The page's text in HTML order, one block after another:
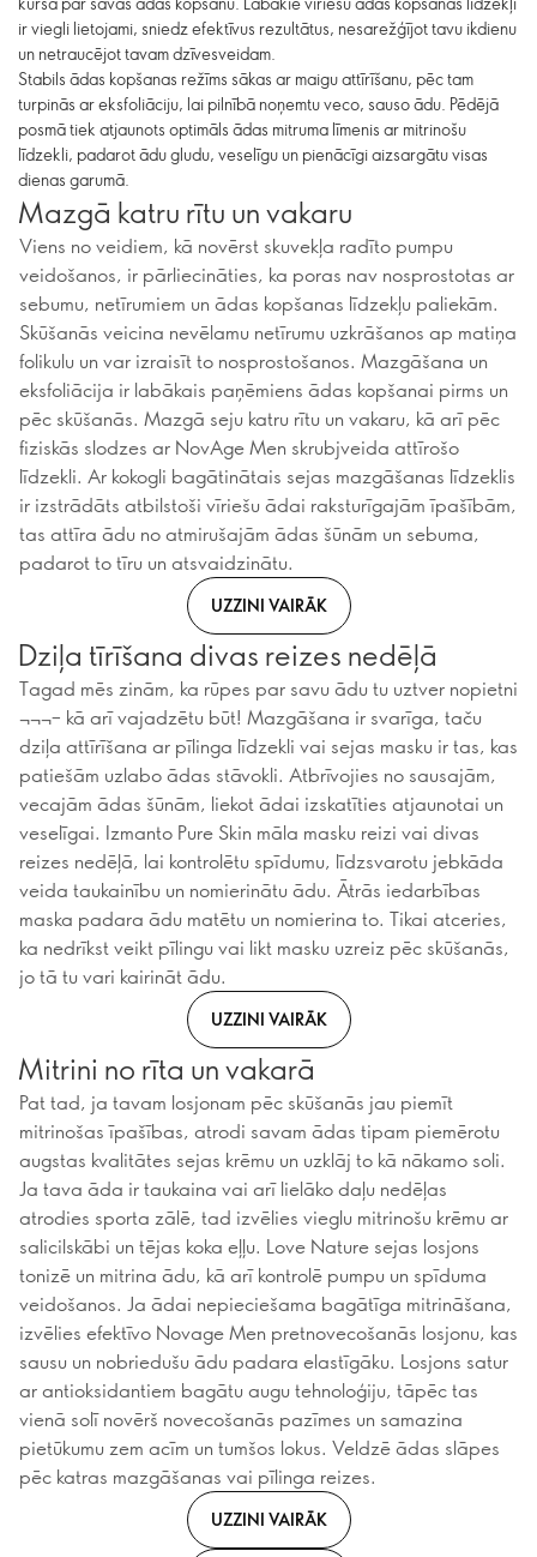
ir viegli lietojami, sniedz efektīvus rezultātus, nesarežģījot tavu ikdienu
un netraucējot tavam dzīvesveidam.
Stabils ādas kopšanas režīms sākas ar maigu attīrīšanu, pēc tam
turpinās ar eksfoliāciju, lai pilnībā noņemtu veco, sauso ādu. Pēdējā
posmā tiek atjaunots optimāls ādas mitruma līmenis ar mitrinošu
līdzekli, padarot ādu gludu, veselīgu un pienācīgi aizsargātu visas
dienas garumā.
Mazgā katru rītu un vakaru
Viens no veidiem, kā novērst skuvekļa radīto pumpu
veidošanos, ir pārliecināties, ka poras nav nosprostotas ar
sebumu, netīrumiem un ādas kopšanas līdzekļu paliekām.
Skūšanās veicina nevēlamu netīrumu uzkrāšanos ap matiņa
folikulu un var izraisīt to nosprostošanos. Mazgāšana un
eksfoliācija ir labākais paņēmiens ādas kopšanai pirms un
pēc skūšanās. Mazgā seju katru rītu un vakaru, kā arī pēc
fiziskās slodzes ar NovAge Men skrubjveida attīrošo
līdzekli. Ar kokogli bagātinātais sejas mazgāšanas līdzeklis
ir izstrādāts atbilstoši vīriešu ādai raksturīgajām īpašībām,
tas attīra ādu no atmirušajām ādas šūnām un sebuma,
padarot to tīru un atsvaidzinātu.
UZZINI VAIRĀK
Dziļa tīrīšana divas reizes nedēļā
Tagad mēs zinām, ka rūpes par savu ādu tu uztver nopietni
¬¬¬– kā arī vajadzētu būt! Mazgāšana ir svarīga, taču
dziļa attīrīšana ar pīlinga līdzekli vai sejas masku ir tas, kas
patiešām uzlabo ādas stāvokli. Atbrīvojies no sausajām,
vecajām ādas šūnām, liekot ādai izskatīties atjaunotai un
veselīgai. Izmanto Pure Skin māla masku reizi vai divas
reizes nedēļā, lai kontrolētu spīdumu, līdzsvarotu jebkāda
veida taukainību un nomierinātu ādu. Ātrās iedarbības
maska padara ādu matētu un nomierina to. Tikai atceries,
ka nedrīkst veikt pīlingu vai likt masku uzreiz pēc skūšanās,
jo tā tu vari kairināt ādu.
UZZINI VAIRĀK
Mitrini no rīta un vakarā
Pat tad, ja tavam losjonam pēc skūšanās jau piemīt
mitrinošas īpašības, atrodi savam ādas tipam piemērotu
augstas kvalitātes sejas krēmu un uzklāj to kā nākamo soli.
Ja tava āda ir taukaina vai arī lielāko daļu nedēļas
atrodies sporta zālē, tad izvēlies vieglu mitrinošu krēmu ar
salicilskābi un tējas koka eļļu. Love Nature sejas losjons
tonizē un mitrina ādu, kā arī kontrolē pumpu un spīduma
veidošanos. Ja ādai nepieciešama bagātīga mitrināšana,
izvēlies efektīvo Novage Men pretnovecošanās losjonu, kas
sausu un nobriedušu ādu padara elastīgāku. Losjons satur
ar antioksidantiem bagātu augu tehnoloģiju, tāpēc tas
vienā solī novērš novecošanās pazīmes un samazina
pietūkumu zem acīm un tumšos lokus. Veldzē ādas slāpes
pēc katras mazgāšanas vai pīlinga reizes.
UZZINI VAIRĀK